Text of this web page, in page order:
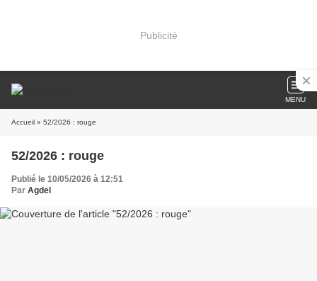
Publicité
MENU
Accueil » 52/2026 : rouge
52/2026 : rouge
Publié le 10/05/2026 à 12:51
Par Agdel